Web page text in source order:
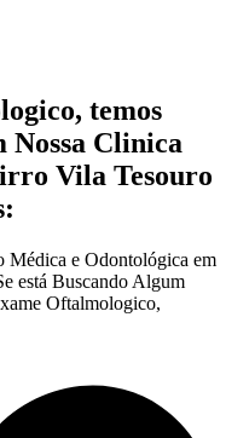
temos
Nossa Clinica
Vila Tesouro
Médica e Odontológica em
está Buscando Algum
Oftalmologico,